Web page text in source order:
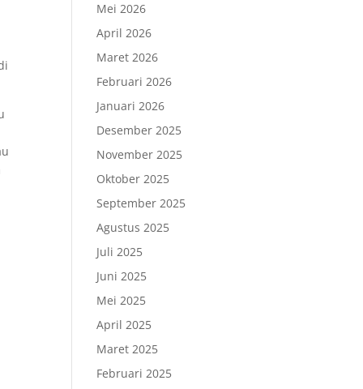
Mei 2026
April 2026
Maret 2026
Februari 2026
Januari 2026
Desember 2025
November 2025
Oktober 2025
September 2025
Agustus 2025
Juli 2025
Juni 2025
Mei 2025
April 2025
Maret 2025
Februari 2025